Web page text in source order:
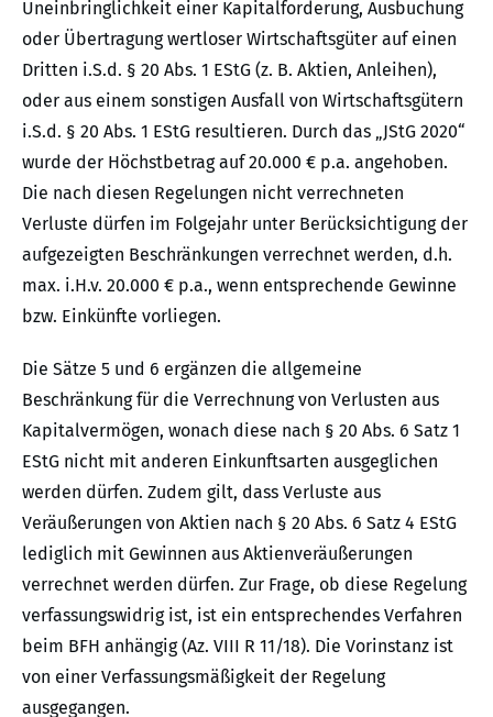
Uneinbringlichkeit einer Kapitalforderung, Ausbuchung
oder Übertragung wertloser Wirtschaftsgüter auf einen
Dritten i.S.d. § 20 Abs. 1 EStG (z. B. Aktien, Anleihen),
oder aus einem sonstigen Ausfall von Wirtschaftsgütern
i.S.d. § 20 Abs. 1 EStG resultieren. Durch das „JStG 2020“
wurde der Höchstbetrag auf 20.000 € p.a. angehoben.
Die nach diesen Regelungen nicht verrechneten
Verluste dürfen im Folgejahr unter Berücksichtigung der
aufgezeigten Beschränkungen verrechnet werden, d.h.
max. i.H.v. 20.000 € p.a., wenn entsprechende Gewinne
bzw. Einkünfte vorliegen.
Die Sätze 5 und 6 ergänzen die allgemeine
Beschränkung für die Verrechnung von Verlusten aus
Kapitalvermögen, wonach diese nach § 20 Abs. 6 Satz 1
EStG nicht mit anderen Einkunftsarten ausgeglichen
werden dürfen. Zudem gilt, dass Verluste aus
Veräußerungen von Aktien nach § 20 Abs. 6 Satz 4 EStG
lediglich mit Gewinnen aus Aktienveräußerungen
verrechnet werden dürfen. Zur Frage, ob diese Regelung
verfassungswidrig ist, ist ein entsprechendes Verfahren
beim BFH anhängig (Az. VIII R 11/18). Die Vorinstanz ist
von einer Verfassungsmäßigkeit der Regelung
ausgegangen.